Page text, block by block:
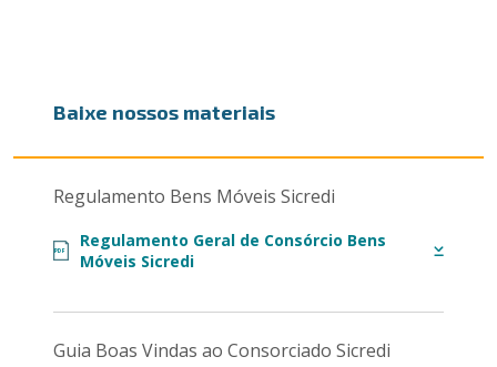
Baixe nossos materiais
Regulamento Bens Móveis Sicredi
Regulamento Geral de Consórcio Bens
Móveis Sicredi
PDF
Guia Boas Vindas ao Consorciado Sicredi